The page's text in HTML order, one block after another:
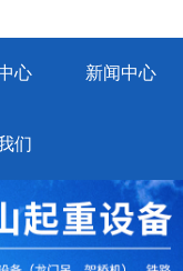
心 新闻中心
们